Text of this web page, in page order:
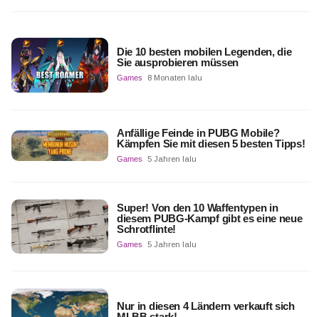
Die 10 besten mobilen Legenden, die
Sie ausprobieren müssen
Games 8 Monaten lalu
Anfällige Feinde in PUBG Mobile?
Kämpfen Sie mit diesen 5 besten Tipps!
Games 5 Jahren lalu
Super! Von den 10 Waffentypen in
diesem PUBG-Kampf gibt es eine neue
Schrotflinte!
Games 5 Jahren lalu
Nur in diesen 4 Ländern verkauft sich